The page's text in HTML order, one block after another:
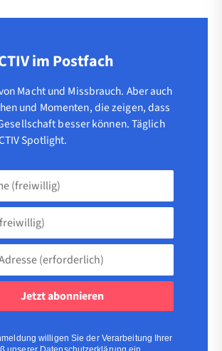
im Postfach
Macht und Missbrauch. Aber auch
und Momenten, die zeigen, dass
besser können. Täglich
Spotlight.
willigen Sie der Verarbeitung Ihrer